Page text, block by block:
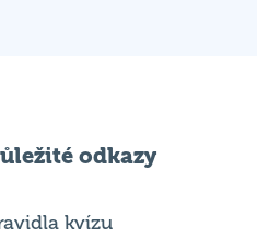
odkazy
kvízu